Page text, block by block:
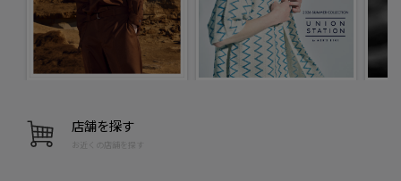
店舗を探す
お近くの店舗を探す